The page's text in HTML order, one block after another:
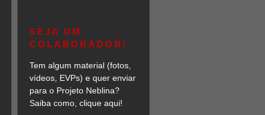
SEJA UM
COLABORADOR!
Tem algum material (fotos,
vídeos, EVPs) e quer enviar
para o Projeto Neblina?
Saiba como, clique aqui!